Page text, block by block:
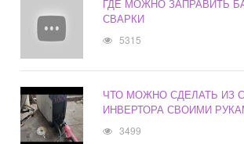
ГДЕ МОЖНО ЗАПРАВИТЬ
СВАРКИ
5315
ЧТО МОЖНО СДЕЛАТЬ ИЗ
ИНВЕРТОРА СВОИМИ
3499